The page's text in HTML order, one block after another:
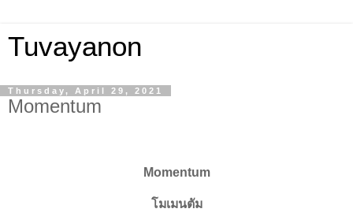
Tuvayanon
Thursday, April 29, 2021
Momentum
Momentum
โมเมนตัม